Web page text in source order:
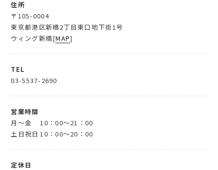
住所
〒105-0004
東京都港区新橋2丁目東口地下街1号
ウィング新橋[MAP]
TEL
03-5537-2690
営業時間
月～金
10：00～21：00
土日祝日 10：00～20：00
定休日